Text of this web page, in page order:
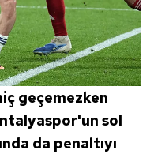
geçemezken
sol
da penaltıyı